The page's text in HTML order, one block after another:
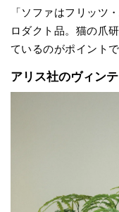
「ソファはフリッツ
ロダクト品。猫の爪
ているのがポイント
アリス社のヴィン